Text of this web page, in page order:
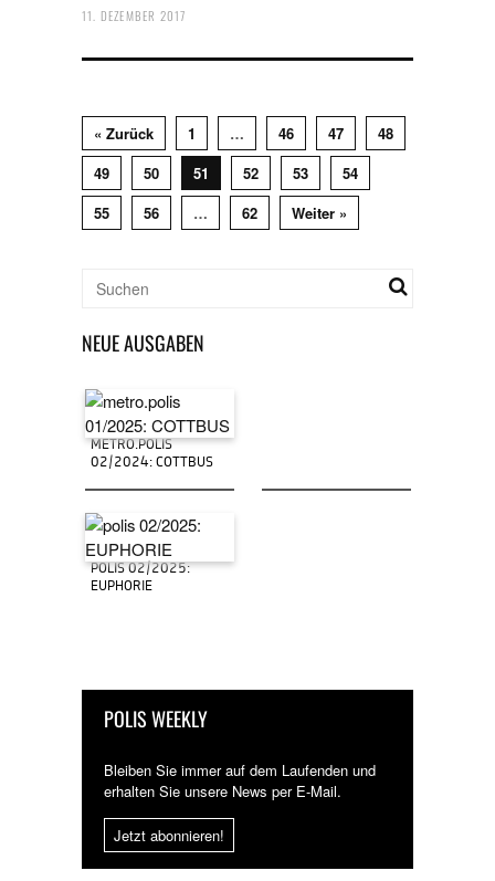
11. DEZEMBER 2017
« Zurück 1 … 46 47
48
49
50 51 52 53
54
55
56 … 62 Weiter »
NEUE AUSGABEN
METRO.POLIS
02/2024: COTTBUS
POLIS 02/2025:
EUPHORIE
POLIS WEEKLY
Bleiben Sie immer auf dem Laufenden und
erhalten Sie unsere News per E-Mail.
Jetzt abonnieren!